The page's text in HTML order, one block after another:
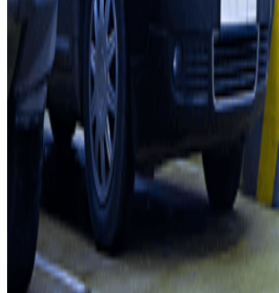
FAQ
Nos différents modes de paiement:
Conditions générales d'utilisation et contrat
Conditions d'annulation
Politique relative aux cookies
Gérer les cookies
Politique de confidentialité
Whistleblowing
©2026 Parclick. Tous droits réservés